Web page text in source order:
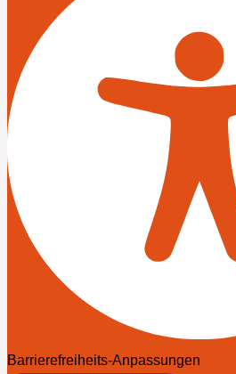
Barrierefreiheits-Anpassungen